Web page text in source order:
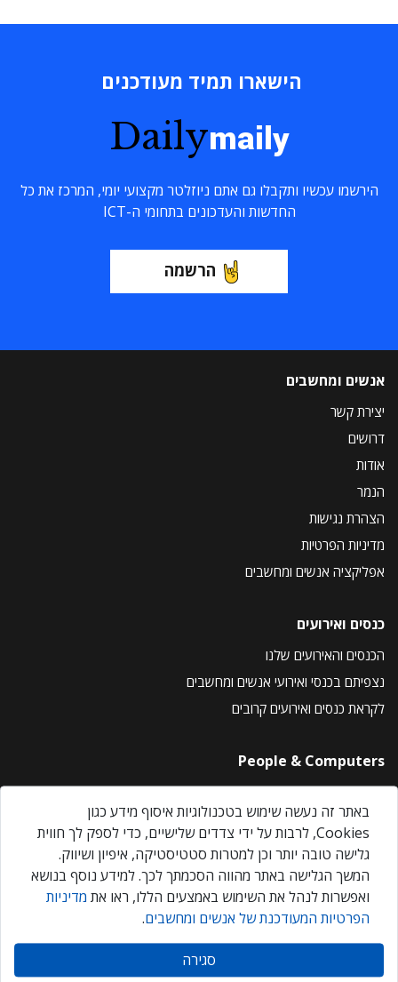
הישארו תמיד מעודכנים
Dailymaily
הירשמו עכשיו ותקבלו גם אתם ניוזלטר מקצועי יומי, המרכז את כל
החדשות והעדכונים בתחומי ה-ICT
הרשמה
אנשים ומחשבים
יצירת קשר
דרושים
אודות
הנמר
הצהרת נגישות
מדיניות הפרטיות
אפליקציה אנשים ומחשבים
כנסים ואירועים
הכנסים והאירועים שלנו
נצפיתם בכנסי ואירועי אנשים ומחשבים
לקראת כנסים ואירועים קרובים
People & Computers
About Us
Privacy Policy
Contact Us
Our Events
אנשים ומחשבים © 2026 – כל הזכויות שמורות
באתר זה נעשה שימוש בטכנולוגיות איסוף מידע כגון
Cookies, לרבות על ידי צדדים שלישיים, כדי לספק לך חווית
גלישה טובה יותר וכן למטרות סטטיסטיקה, איפיון ושיווק.
המשך הגלישה באתר מהווה הסכמתך לכך. למידע נוסף בנושא
ואפשרות לנהל את השימוש באמצעים הללו, ראו את מדיניות
הפרטיות המעודכנת של אנשים ומחשבים.
סגירה